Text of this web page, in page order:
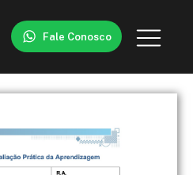
Fale Conosco